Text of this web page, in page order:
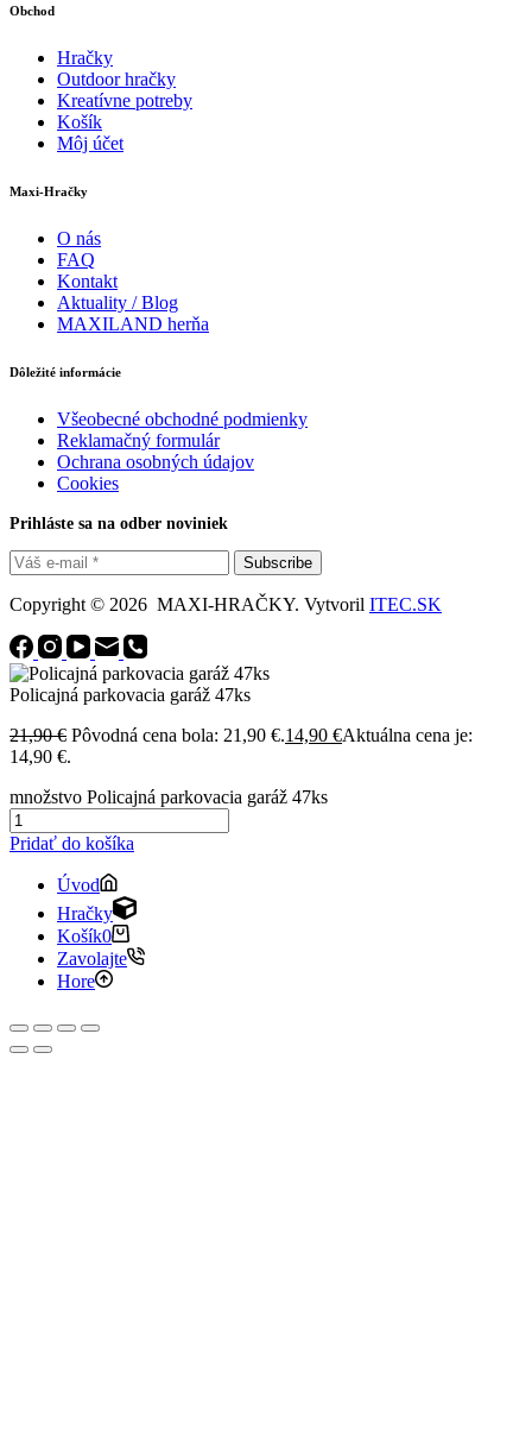
Obchod
Hračky
Outdoor hračky
Kreatívne potreby
Košík
Môj účet
Maxi-Hračky
O nás
FAQ
Kontakt
Aktuality / Blog
MAXILAND herňa
Dôležité informácie
Všeobecné obchodné podmienky
Reklamačný formulár
Ochrana osobných údajov
Cookies
Prihláste sa na odber noviniek
Subscribe
Copyright © 2026 MAXI-HRAČKY. Vytvoril ITEC.SK
Policajná parkovacia garáž 47ks
21,90€ Pôvodná cena bola: 21,90 €.14,90 €Aktuálna cena je:
14,90 €.
množstvo Policajná parkovacia garáž 47ks
Pridať do košíka
Úvod
Hračky
Košík0
Zavolajte
Hore